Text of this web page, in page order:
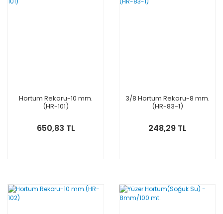
Hortum Rekoru-10 mm.
(HR-101)
650,83 TL
3/8 Hortum Rekoru-8 mm.
(HR-83-1)
248,29 TL